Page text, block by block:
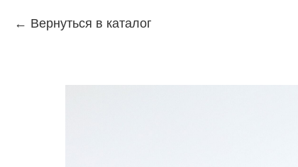
Вернуться в каталог